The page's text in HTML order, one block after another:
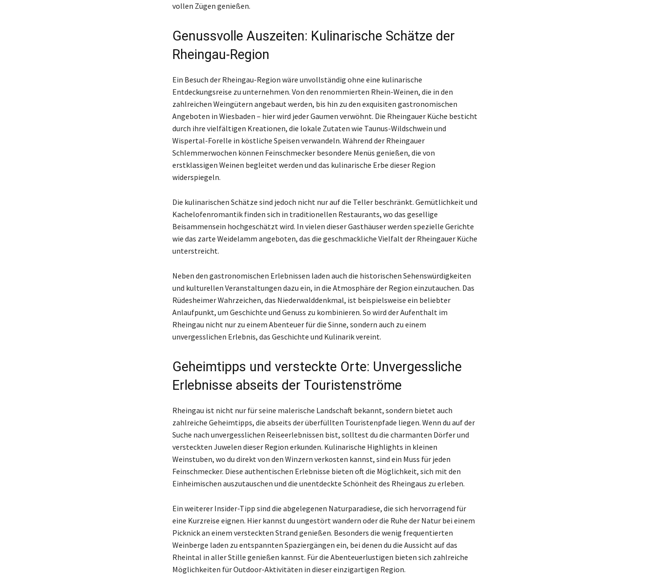
vollen Zügen genießen.
Genussvolle Auszeiten: Kulinarische Schätze der
Rheingau-Region
Ein Besuch der Rheingau-Region wäre unvollständig ohne eine kulinarische
Entdeckungsreise zu unternehmen. Von den renommierten Rhein-Weinen, die in den
zahlreichen Weingütern angebaut werden, bis hin zu den exquisiten gastronomischen
Angeboten in Wiesbaden – hier wird jeder Gaumen verwöhnt. Die Rheingauer Küche besticht
durch ihre vielfältigen Kreationen, die lokale Zutaten wie Taunus-Wildschwein und
Wispertal-Forelle in köstliche Speisen verwandeln. Während der Rheingauer
Schlemmerwochen können Feinschmecker besondere Menüs genießen, die von
erstklassigen Weinen begleitet werden und das kulinarische Erbe dieser Region
widerspiegeln.
Die kulinarischen Schätze sind jedoch nicht nur auf die Teller beschränkt. Gemütlichkeit und
Kachelofenromantik finden sich in traditionellen Restaurants, wo das gesellige
Beisammensein hochgeschätzt wird. In vielen dieser Gasthäuser werden spezielle Gerichte
wie das zarte Weidelamm angeboten, das die geschmackliche Vielfalt der Rheingauer Küche
unterstreicht.
Neben den gastronomischen Erlebnissen laden auch die historischen Sehenswürdigkeiten
und kulturellen Veranstaltungen dazu ein, in die Atmosphäre der Region einzutauchen. Das
Rüdesheimer Wahrzeichen, das Niederwalddenkmal, ist beispielsweise ein beliebter
Anlaufpunkt, um Geschichte und Genuss zu kombinieren. So wird der Aufenthalt im
Rheingau nicht nur zu einem Abenteuer für die Sinne, sondern auch zu einem
unvergesslichen Erlebnis, das Geschichte und Kulinarik vereint.
Geheimtipps und versteckte Orte: Unvergessliche
Erlebnisse abseits der Touristenströme
Rheingau ist nicht nur für seine malerische Landschaft bekannt, sondern bietet auch
zahlreiche Geheimtipps, die abseits der überfüllten Touristenpfade liegen. Wenn du auf der
Suche nach unvergesslichen Reiseerlebnissen bist, solltest du die charmanten Dörfer und
versteckten Juwelen dieser Region erkunden. Kulinarische Highlights in kleinen
Weinstuben, wo du direkt von den Winzern verkosten kannst, sind ein Muss für jeden
Feinschmecker. Diese authentischen Erlebnisse bieten oft die Möglichkeit, sich mit den
Einheimischen auszutauschen und die unentdeckte Schönheit des Rheingaus zu erleben.
Ein weiterer Insider-Tipp sind die abgelegenen Naturparadiese, die sich hervorragend für
eine Kurzreise eignen. Hier kannst du ungestört wandern oder die Ruhe der Natur bei einem
Picknick an einem versteckten Strand genießen. Besonders die wenig frequentierten
Weinberge laden zu entspannten Spaziergängen ein, bei denen du die Aussicht auf das
Rheintal in aller Stille genießen kannst. Für die Abenteuerlustigen bieten sich zahlreiche
Möglichkeiten für Outdoor-Aktivitäten in dieser einzigartigen Region.